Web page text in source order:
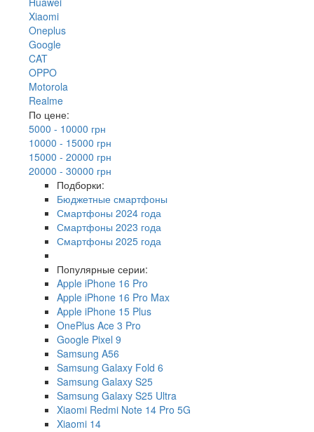
Xiaomi
Oneplus
Google
CAT
OPPO
Motorola
Realme
По цене:
5000 - 10000 грн
10000 - 15000 грн
15000 - 20000 грн
20000 - 30000 грн
Подборки:
Бюджетные смартфоны
Смартфоны 2024 года
Смартфоны 2023 года
Смартфоны 2025 года
Популярные серии:
Apple iPhone 16 Pro
Apple iPhone 16 Pro Max
Apple iPhone 15 Plus
OnePlus Ace 3 Pro
Google Pixel 9
Samsung A56
Samsung Galaxy Fold 6
Samsung Galaxy S25
Samsung Galaxy S25 Ultra
Xiaomi Redmi Note 14 Pro 5G
Xiaomi 14